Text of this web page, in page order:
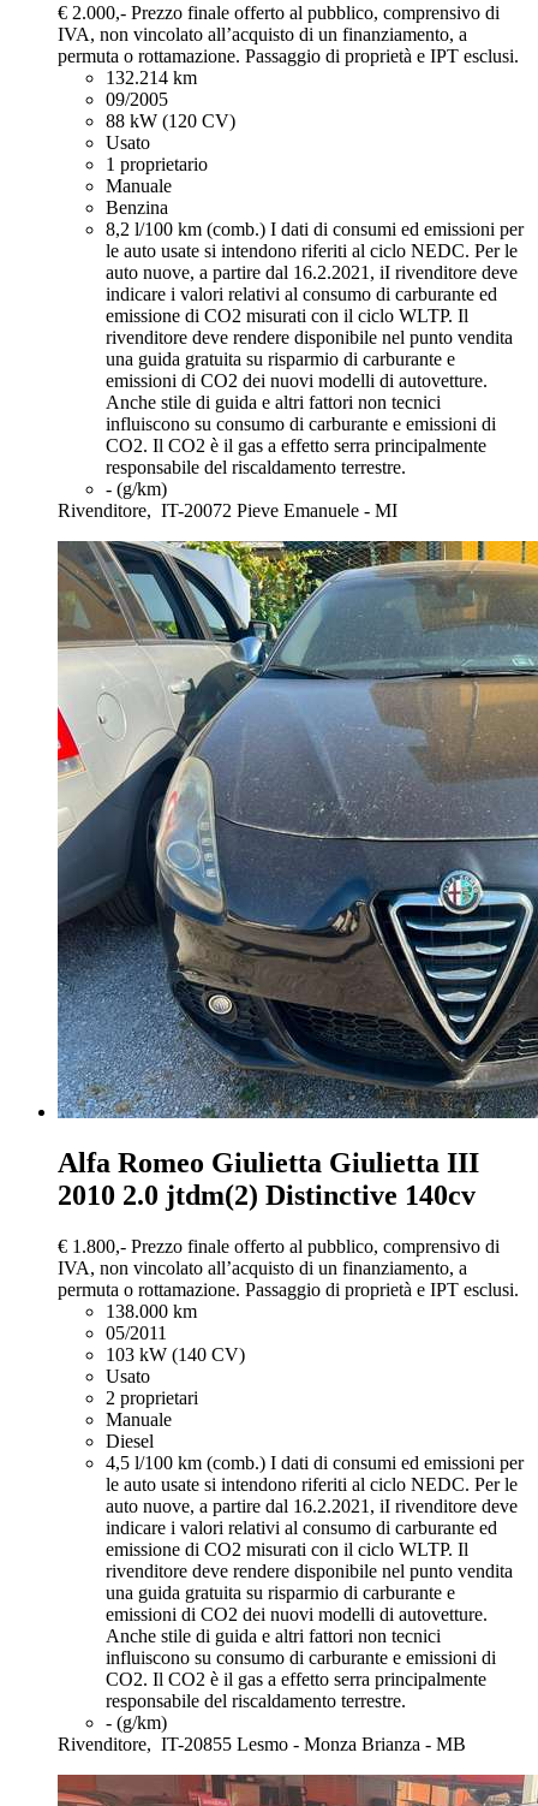
€ 2.000,- Prezzo finale offerto al pubblico, comprensivo di
IVA, non vincolato all’acquisto di un finanziamento, a
permuta o rottamazione. Passaggio di proprietà e IPT esclusi.
132.214 km
09/2005
88 kW (120 CV)
Usato
1 proprietario
Manuale
Benzina
8,2 l/100 km (comb.) I dati di consumi ed emissioni per
le auto usate si intendono riferiti al ciclo NEDC. Per le
auto nuove, a partire dal 16.2.2021, iI rivenditore deve
indicare i valori relativi al consumo di carburante ed
emissione di CO2 misurati con il ciclo WLTP. Il
rivenditore deve rendere disponibile nel punto vendita
una guida gratuita su risparmio di carburante e
emissioni di CO2 dei nuovi modelli di autovetture.
Anche stile di guida e altri fattori non tecnici
influiscono su consumo di carburante e emissioni di
CO2. Il CO2 è il gas a effetto serra principalmente
responsabile del riscaldamento terrestre.
- (g/km)
Rivenditore, IT-20072 Pieve Emanuele - MI
Alfa Romeo Giulietta Giulietta III
2010 2.0 jtdm(2) Distinctive 140cv
€ 1.800,- Prezzo finale offerto al pubblico, comprensivo di
IVA, non vincolato all’acquisto di un finanziamento, a
permuta o rottamazione. Passaggio di proprietà e IPT esclusi.
138.000 km
05/2011
103 kW (140 CV)
Usato
2 proprietari
Manuale
Diesel
4,5 l/100 km (comb.) I dati di consumi ed emissioni per
le auto usate si intendono riferiti al ciclo NEDC. Per le
auto nuove, a partire dal 16.2.2021, iI rivenditore deve
indicare i valori relativi al consumo di carburante ed
emissione di CO2 misurati con il ciclo WLTP. Il
rivenditore deve rendere disponibile nel punto vendita
una guida gratuita su risparmio di carburante e
emissioni di CO2 dei nuovi modelli di autovetture.
Anche stile di guida e altri fattori non tecnici
influiscono su consumo di carburante e emissioni di
CO2. Il CO2 è il gas a effetto serra principalmente
responsabile del riscaldamento terrestre.
- (g/km)
Rivenditore, IT-20855 Lesmo - Monza Brianza - MB